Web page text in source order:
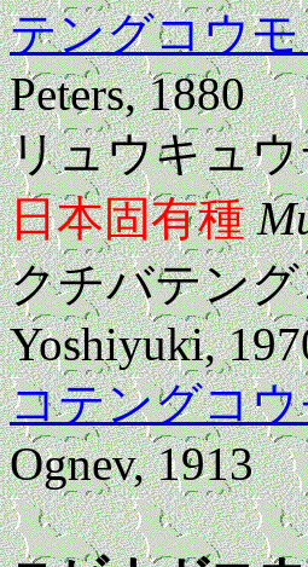
テングコウ
Peters, 1880
リュウキュ
日本固有種
クチバテン
Yoshiyuki,
コテングコ
Ognev, 1913